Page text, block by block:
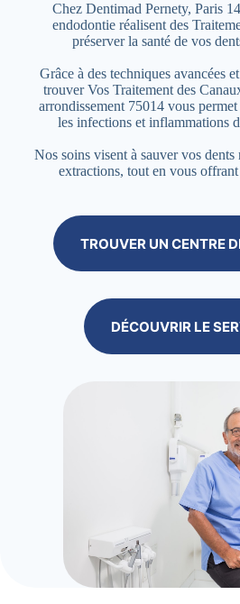
Chez Dentimad Pernety, Paris
endodontie réalisent des
préserver la santé de vos
Grâce à des techniques avancées
trouver Vos Traitement des
arrondissement 75014 vous
les infections et inflammations
Nos soins visent à sauver vos dents
extractions, tout en vous
TROUVER UN CENTRE
DÉCOUVRIR LE